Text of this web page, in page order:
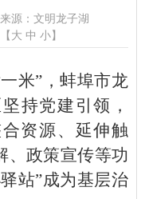
来源： 文明龙子湖
大 中 小】
米”，蚌埠市龙
持党建引领，
资源、延伸触
、政策宣传等功
站”成为基层治